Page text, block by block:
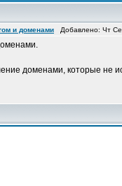
и доменами Добавлено: Чт
доменами, которые не